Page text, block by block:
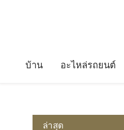
บ้าน อะไหล่รถยนต์
ล่าสุด